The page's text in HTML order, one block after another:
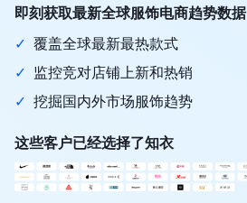
即刻获取最新全球服饰电商趋势数据
✓ 覆盖全球最新最热款式
✓ 监控竞对店铺上新和热销
✓ 挖掘国内外市场服饰趋势
这些客户已经选择了知衣